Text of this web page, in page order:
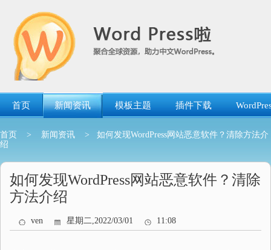
首页 新闻资讯 模板主题 插件下载
首页 > 新闻资讯
> 如何发现WordPress网站恶意软件？清除方法介
绍
如何发现WordPress网站恶意软件？清除
方法介绍
ven 星期二,2022/03/01 11:08